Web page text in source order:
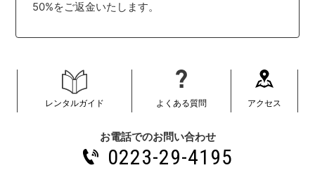
50%をご返金いたします。
レンタルガイド よくある質問 アクセス
お電話でのお問い合わせ
0223-29-4195